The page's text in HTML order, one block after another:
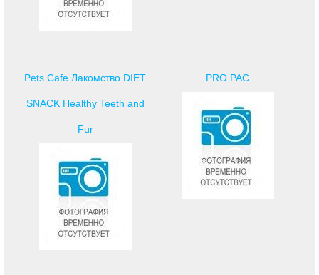
Pets Cafe Лакомство DIET
SNACK Healthy Teeth and
Fur
PRO PAC